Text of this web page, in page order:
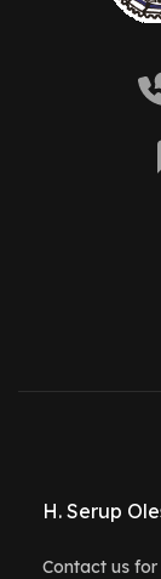
H. Serup
Contact us